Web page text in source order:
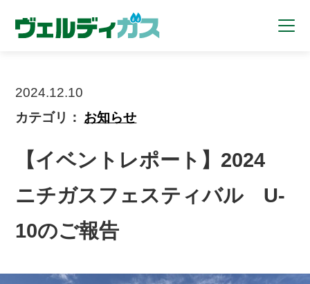
2024.12.10
カテゴリ： お知らせ
【イベントレポート】2024
ニチガスフェスティバル U-
10のご報告